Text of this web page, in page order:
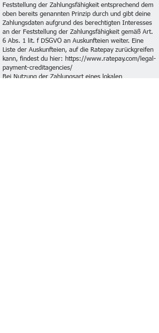
Feststellung der Zahlungsfähigkeit entsprechend dem
oben bereits genannten Prinzip durch und gibt deine
Zahlungsdaten aufgrund des berechtigten Interesses
an der Feststellung der Zahlungsfähigkeit gemäß Art.
6 Abs. 1 lit. f DSGVO an Auskunfteien weiter. Eine
Liste der Auskunfteien, auf die Ratepay zurückgreifen
kann, findest du hier:
https://www.ratepay.com/legal-
payment-creditagencies/
Bei Nutzung der Zahlungsart eines lokalen